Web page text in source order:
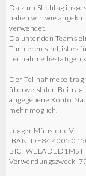
Da zum Stichtag
haben wir, wie
verwendet.
Da unter den Teams
Turnieren sind, ist es
Teilnahme bestätigen
Der Teilnahmebeitrag
überweist den Beitrag
angegebene Konto.
mehr möglich.
Jugger Münster e.V.
IBAN: DE84 4005
BIC: WELADED1MST
Verwendungszweck: